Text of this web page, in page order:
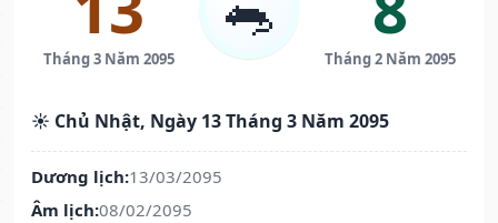
Tháng 3 Năm 2095 Tháng 2 Năm 2095
☀️ Chủ Nhật, Ngày 13 Tháng 3 Năm 2095
Dương lịch:13/03/2095
Âm lịch:08/02/2095